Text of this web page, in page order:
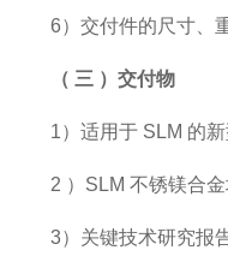
6）交付件的尺寸、
（ 三 ）交付物
1）适用于 SLM 的
2 ）SLM 不锈镁合金
3）关键技术研究报